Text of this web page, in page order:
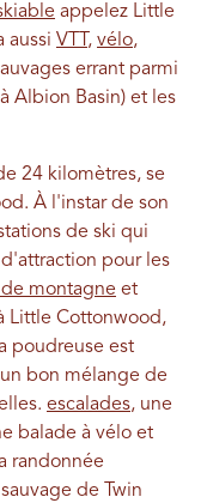
appelez Little
aussi VTT , vélo,
errant parmi
Albion Basin) et les
24 kilomètres, se
À l'instar de son
de ski qui
pour les
montagne et
Little Cottonwood,
poudreuse est
bon mélange de
escalades, une
balade à vélo et
randonnée
de Twin